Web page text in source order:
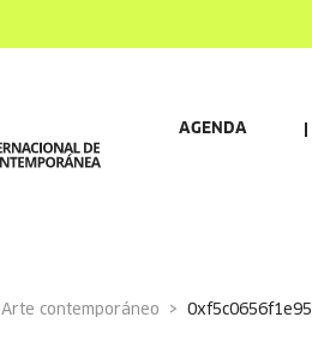
AGENDA
Arte contemporáneo